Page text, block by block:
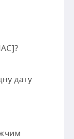
дату